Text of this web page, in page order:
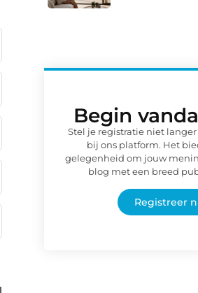
Begin
Stel je registratie niet
bij ons platform. Het
gelegenheid om jouw
blog met een breed
Registreer